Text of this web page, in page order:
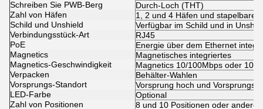
Schreiben Sie PWB-Berg
Durch-Loch (THT)
Zahl von Häfen
1, 2 und 4 Häfen und
Schild und Unshield
Verfügbar im Schild und in
Verbindungsstück-Art
RJ45
PoE
Energie über dem Ethernet
Magnetics
Magnetisches integriertes
Magnetics-Geschwindigkeit
Magnetics 10/100Mbps oder
Verpacken
Behälter-Wahlen
Vorsprungs-Standort
Vorsprung hoch und Vorsprungs-
LED-Farbe
Optional
Zahl von Positionen
8 und 10 Positionen oder andere